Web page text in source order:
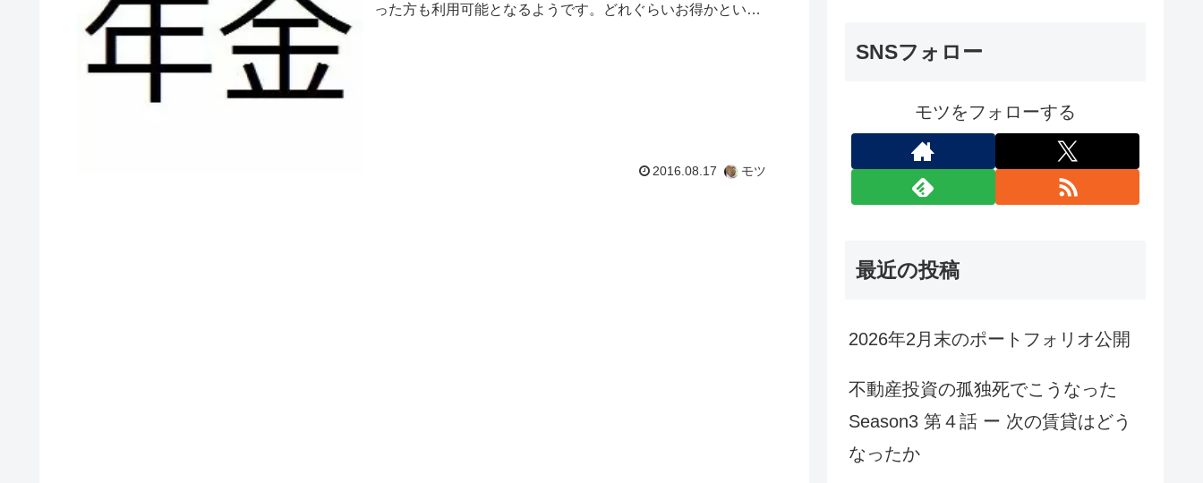
った方も利用可能となるようです。どれぐらいお得かという
2016.08.17 モツ
SNSフォロー
モツをフォローする
最近の投稿
2026年2月末のポートフォリオ公開
不動産投資の孤独死でこうなった
Season3 第４話 ー 次の賃貸はどう
なったか